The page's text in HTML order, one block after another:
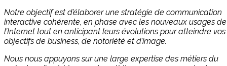
Notre objectif est d’élaborer une stratégie de communication
interactive cohérente, en phase avec les nouveaux usages de
l’Internet tout en anticipant leurs évolutions pour atteindre vos
objectifs de business, de notoriété et d’image.
Nous nous appuyons sur une large expertise des métiers du